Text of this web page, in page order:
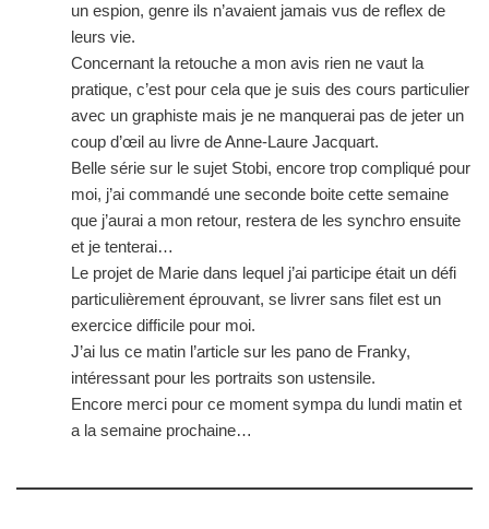
un espion, genre ils n’avaient jamais vus de reflex de
leurs vie.
Concernant la retouche a mon avis rien ne vaut la
pratique, c’est pour cela que je suis des cours particulier
avec un graphiste mais je ne manquerai pas de jeter un
coup d’œil au livre de Anne-Laure Jacquart.
Belle série sur le sujet Stobi, encore trop compliqué pour
moi, j’ai commandé une seconde boite cette semaine
que j’aurai a mon retour, restera de les synchro ensuite
et je tenterai…
Le projet de Marie dans lequel j’ai participe était un défi
particulièrement éprouvant, se livrer sans filet est un
exercice difficile pour moi.
J’ai lus ce matin l’article sur les pano de Franky,
intéressant pour les portraits son ustensile.
Encore merci pour ce moment sympa du lundi matin et
a la semaine prochaine…